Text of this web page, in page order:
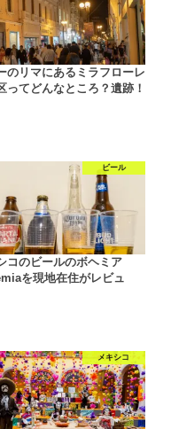
のリマにあるミラフローレ
ってどんなところ？遺跡！
ビール
コのビールのボヘミア
を現地在住がレビュ
メキシコ